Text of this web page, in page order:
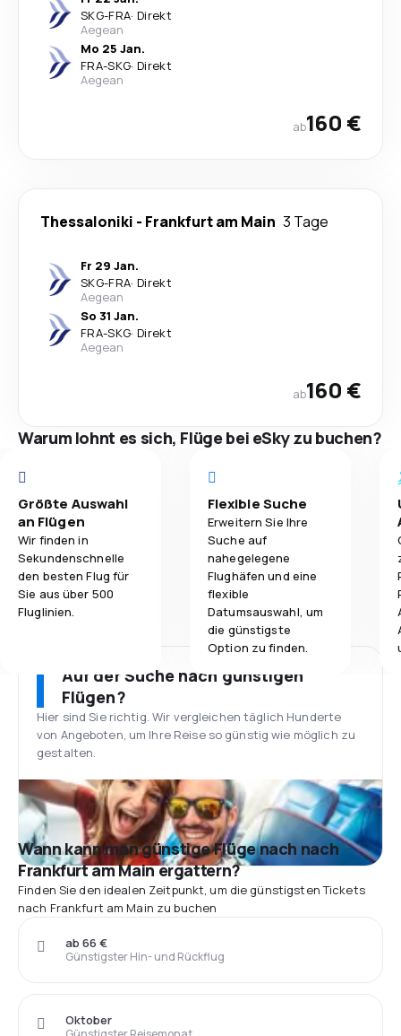
SKG-FRA· Direkt
Aegean
Mo 25 Jan.
FRA-SKG· Direkt
Aegean
ab160 €
Thessaloniki - Frankfurt am Main 3 Tage
Fr 29 Jan.
SKG-FRA· Direkt
Aegean
So 31 Jan.
FRA-SKG· Direkt
Aegean
ab160 €
Warum lohnt es sich, Flüge bei eSky zu buchen?
Größte Auswahl
an Flügen
Wir finden in
Sekundenschnelle
den besten Flug für
Sie aus über 500
Fluglinien.
Flexible Suche
Erweitern Sie Ihre
Suche auf
nahegelegene
Flughäfen und eine
flexible
Datumsauswahl, um
die günstigste
Option zu finden.
Auf der Suche nach günstigen
Flügen?
Hier sind Sie richtig. Wir vergleichen täglich Hunderte
von Angeboten, um Ihre Reise so günstig wie möglich zu
gestalten.
Wann kann man günstige Flüge nach nach
Frankfurt am Main ergattern?
Finden Sie den idealen Zeitpunkt, um die günstigsten Tickets
nach Frankfurt am Main zu buchen
Günstigster Hin- und Rückflug
ab 66 €
Oktober